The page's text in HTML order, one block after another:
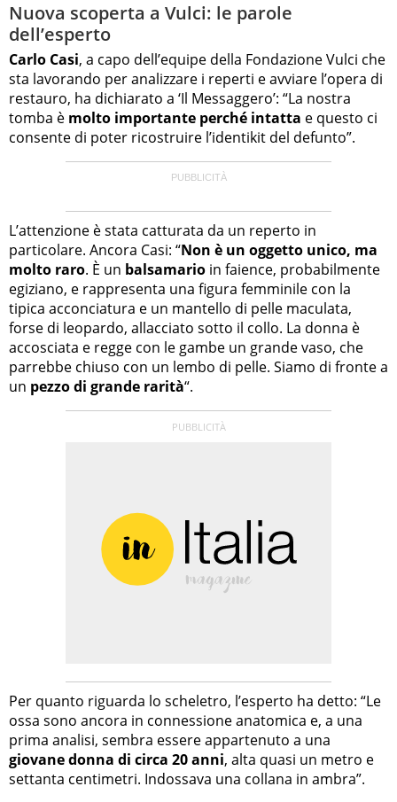
Nuova scoperta a Vulci: le parole
dell’esperto
Carlo Casi, a capo dell’equipe della Fondazione Vulci che
sta lavorando per analizzare i reperti e avviare l’opera di
restauro, ha dichiarato a ‘Il Messaggero’: “La nostra
tomba è molto importante perché intatta e questo ci
consente di poter ricostruire l’identikit del defunto”.
L’attenzione è stata catturata da un reperto in
particolare. Ancora Casi: “Non è un oggetto unico, ma
molto raro. È un balsamario in faience, probabilmente
egiziano, e rappresenta una figura femminile con la
tipica acconciatura e un mantello di pelle maculata,
forse di leopardo, allacciato sotto il collo. La donna è
accosciata e regge con le gambe un grande vaso, che
parrebbe chiuso con un lembo di pelle. Siamo di fronte a
un pezzo di grande rarità“.
Per quanto riguarda lo scheletro, l’esperto ha detto: “Le
ossa sono ancora in connessione anatomica e, a una
prima analisi, sembra essere appartenuto a una
giovane donna di circa 20 anni, alta quasi un metro e
settanta centimetri. Indossava una collana in ambra”.